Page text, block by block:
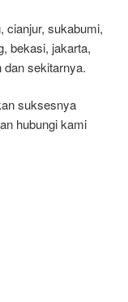
cianjur, sukabumi,
bekasi, jakarta,
dan sekitarnya.
suksesnya
hubungi kami